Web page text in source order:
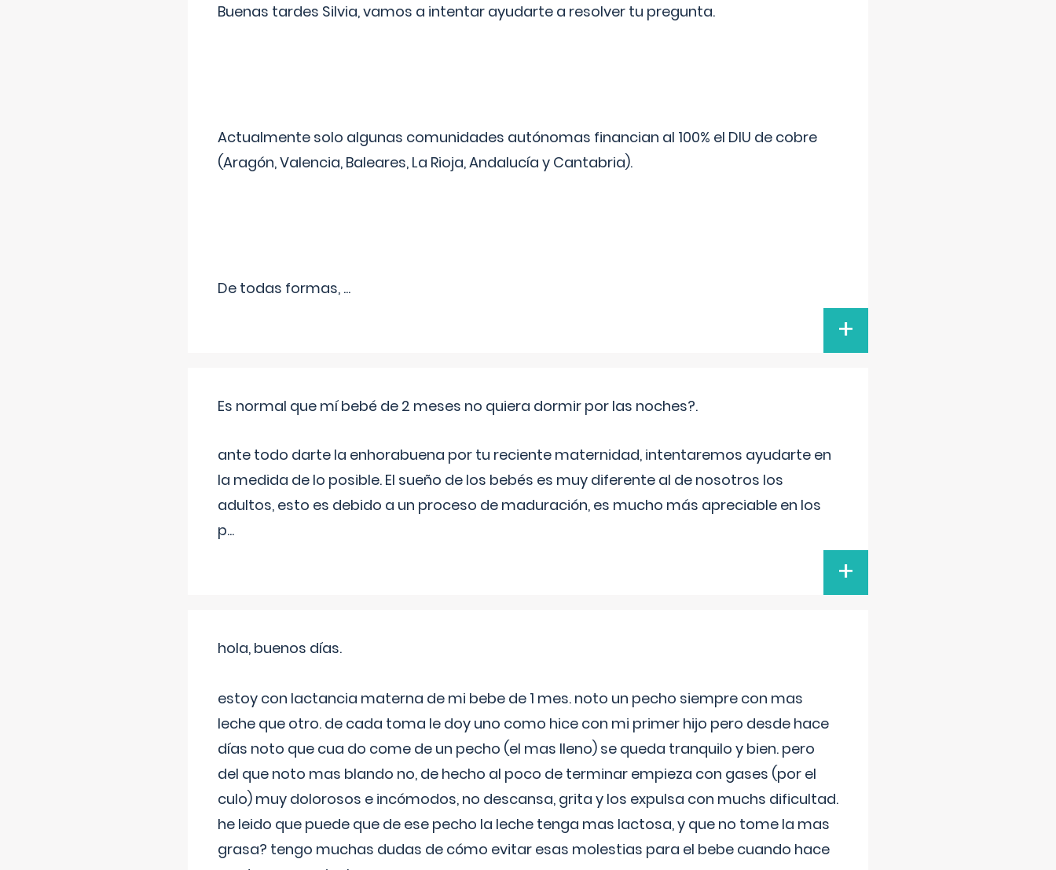
Buenas tardes Silvia, vamos a intentar ayudarte a resolver tu pregunta.
Actualmente solo algunas comunidades autónomas financian al 100% el DIU de cobre
(Aragón, Valencia, Baleares, La Rioja, Andalucía y Cantabria).
De todas formas, ...
+
Es normal que mí bebé de 2 meses no quiera dormir por las noches?.
ante todo darte la enhorabuena por tu reciente maternidad, intentaremos ayudarte en
la medida de lo posible. El sueño de los bebés es muy diferente al de nosotros los
adultos, esto es debido a un proceso de maduración, es mucho más apreciable en los
p...
+
hola, buenos días.
estoy con lactancia materna de mi bebe de 1 mes. noto un pecho siempre con mas
leche que otro. de cada toma le doy uno como hice con mi primer hijo pero desde hace
días noto que cua do come de un pecho (el mas lleno) se queda tranquilo y bien. pero
del que noto mas blando no, de hecho al poco de terminar empieza con gases (por el
culo) muy dolorosos e incómodos, no descansa, grita y los expulsa con muchs dificultad.
he leido que puede que de ese pecho la leche tenga mas lactosa, y que no tome la mas
grasa? tengo muchas dudas de cómo evitar esas molestias para el bebe cuando hace